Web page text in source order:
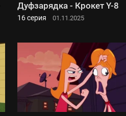
Дуфзарядка - Крокет Y-8
16 серия 01.11.2025